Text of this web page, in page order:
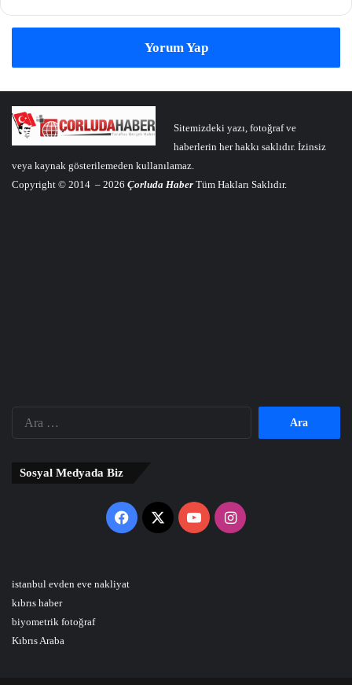
Yorum Yap
Sitemizdeki yazı, fotoğraf ve
haberlerin her hakkı saklıdır. İzinsiz
veya kaynak gösterilemeden kullanılamaz.
Copyright © 2014 – 2026 Çorluda Haber Tüm Hakları Saklıdır.
Sosyal Medyada Biz
Facebook
X YouTubeInstagram
istanbul evden eve nakliyat
kıbrıs haber
biyometrik fotoğraf
Kıbrıs Araba